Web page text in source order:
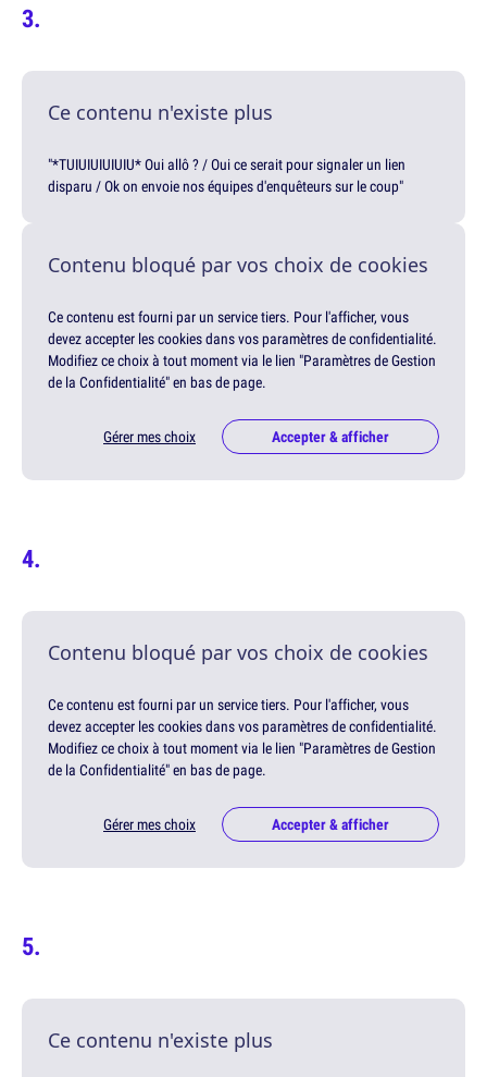
Ce contenu n'existe plus
"*TUIUIUIUIUIU* Oui allô ? / Oui ce serait pour signaler un lien
disparu / Ok on envoie nos équipes d'enquêteurs sur le coup"
Contenu bloqué par vos choix de cookies
Ce contenu est fourni par un service tiers. Pour l'afficher, vous
devez accepter les cookies dans vos paramètres de confidentialité.
Modifiez ce choix à tout moment via le lien "Paramètres de Gestion
de la Confidentialité" en bas de page.
Gérer mes choix Accepter & afficher
Contenu bloqué par vos choix de cookies
Ce contenu est fourni par un service tiers. Pour l'afficher, vous
devez accepter les cookies dans vos paramètres de confidentialité.
Modifiez ce choix à tout moment via le lien "Paramètres de Gestion
de la Confidentialité" en bas de page.
Gérer mes choix Accepter & afficher
Ce contenu n'existe plus